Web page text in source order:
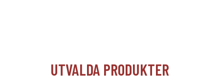
UTVALDA PRODUKTER